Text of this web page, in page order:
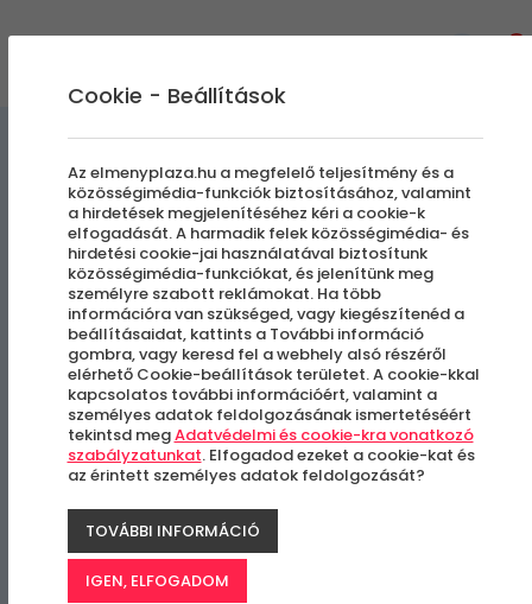
B&B Hotel Chioggia Airone****
Külföldi városlátogatás
Chioggia , Olaszország
Cookie - Beállítások
Az elmenyplaza.hu a megfelelő teljesítmény és a
közösségimédia-funkciók biztosításához, valamint
a hirdetések megjelenítéséhez kéri a cookie-k
elfogadását. A harmadik felek közösségimédia- és
hirdetési cookie-jai használatával biztosítunk
közösségimédia-funkciókat, és jelenítünk meg
személyre szabott reklámokat. Ha több
információra van szükséged, vagy kiegészítenéd a
beállításaidat, kattints a További információ
gombra, vagy keresd fel a webhely alsó részéről
elérhető Cookie-beállítások területet. A cookie-kkal
kapcsolatos további információért, valamint a
személyes adatok feldolgozásának ismertetéséért
tekintsd megAdatvédelmi és cookie-kra vonatkozó
szabályzatunkat. Elfogadod ezeket a cookie-kat és
az érintett személyes adatok feldolgozását?
TOVÁBBI INFORMÁCIÓ
IGEN, ELFOGADOM